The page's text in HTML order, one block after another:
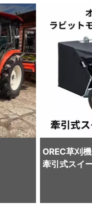
OREC草刈機
牽引式スイ